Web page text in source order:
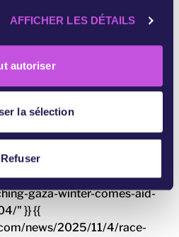
AFFICHER LES DÉTAILS
autoriser
la sélection
Refuser
samenleving/drie-pro-
10-21 " }} {{ "
europe/2025/10/20/protes
with-israel-amid-gaza-
{{ "
world/middle-east/not-
gaza-winter-comes-aid-
" }} {{
news/2025/11/4/race-